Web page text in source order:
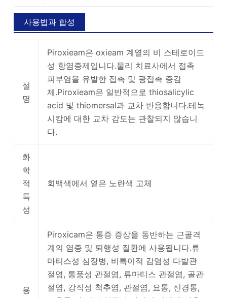
사용법과 합성
설
명
Piroxieam은 oxieam 계열의 비 스테로이드
성 항염증제입니다.물리 치료사에서 접촉
피부염을 유발한 접촉 및 광접촉 증감
제.Piroxieam은 일반적으로 thiosalicylic
acid 및 thiomersal과 교차 반응합니다.테녹
시캄에 대한 교차 감도는 관찰되지 않습니
다.
화
학
적
특
성
회백색에서 옅은 노란색 고체
용
Piroxicam은 통증 증상을 동반하는 근골격
계의 염증 및 퇴행성 질환에 사용됩니다.류
마티스성 심장병, 비특이적 감염성 다발관
절염, 통풍성 관절염, 류마티스 관절염, 골관
절염, 강직성 척추염, 관절염, 요통, 신경통,